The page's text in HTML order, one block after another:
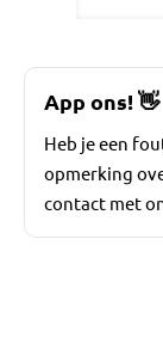
App ons!👋
Heb je een
opmerking
contact met